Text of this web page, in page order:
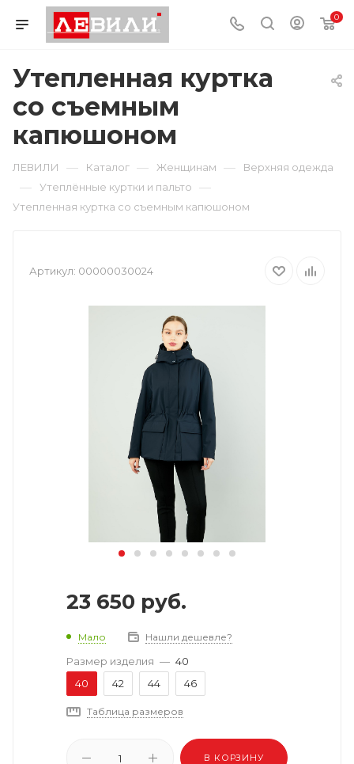
0
Утепленная куртка
со съемным
капюшоном
ЛЕВИЛИ — Каталог — Женщинам — Верхняя одежда
— Утеплённые куртки и пальто —
Утепленная куртка со съемным капюшоном
Артикул: 00000030024
23 650 руб.
Мало Нашли дешевле?
Размер изделия — 40
40
42 44 46
Таблица размеров
В КОРЗИНУ